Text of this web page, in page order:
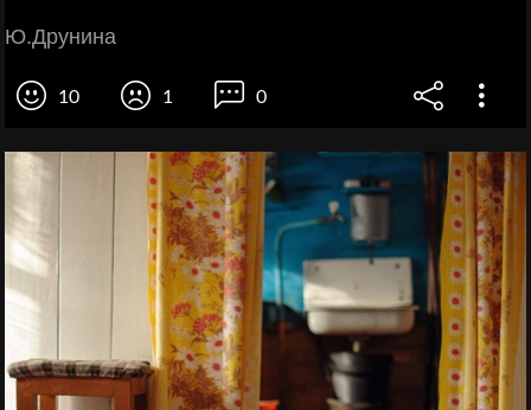
Ю.Друнина
10 1 0